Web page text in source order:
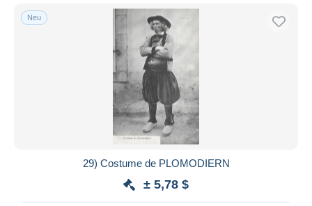
Neu
29) Costume de PLOMODIERN
± 5,78 $